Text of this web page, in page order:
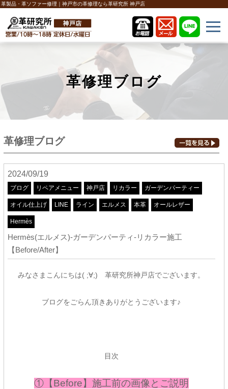
革製品・革ソファー修理｜神戸市の革修理なら革研究所 神戸店
革修理ブログ
革修理ブログ
2024/09/19
ブログ リペアメニュー 神戸店 リカラー ガーデンパーティー
オイル仕上げ LINE ライン エルメス 本革 オールレザー
Hermès
Hermès(エルメス)-ガーデンパーティ-リカラー施工
【Before/After】
みなさまこんにちは( ;∀;) 革研究所神戸店でございます。
ブログをごらん頂きありがとうございます♪
目次
①【Before】施工前の画像とご説明